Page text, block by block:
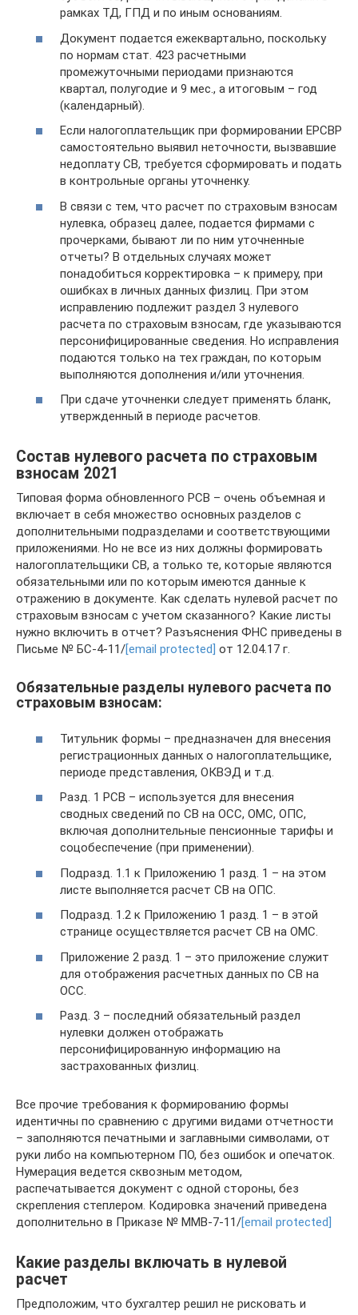
рамках ТД, ГПД и по иным основаниям.
Документ подается ежеквартально, поскольку
по нормам стат. 423 расчетными
промежуточными периодами признаются
квартал, полугодие и 9 мес., а итоговым – год
(календарный).
Если налогоплательщик при формировании ЕРСВР
самостоятельно выявил неточности, вызвавшие
недоплату СВ, требуется сформировать и подать
в контрольные органы уточненку.
В связи с тем, что расчет по страховым взносам
нулевка, образец далее, подается фирмами с
прочерками, бывают ли по ним уточненные
отчеты? В отдельных случаях может
понадобиться корректировка – к примеру, при
ошибках в личных данных физлиц. При этом
исправлению подлежит раздел 3 нулевого
расчета по страховым взносам, где указываются
персонифицированные сведения. Но исправления
подаются только на тех граждан, по которым
выполняются дополнения и/или уточнения.
При сдаче уточненки следует применять бланк,
утвержденный в периоде расчетов.
Состав нулевого расчета по страховым
взносам 2021
Типовая форма обновленного РСВ – очень объемная и
включает в себя множество основных разделов с
дополнительными подразделами и соответствующими
приложениями. Но не все из них должны формировать
налогоплательщики СВ, а только те, которые являются
обязательными или по которым имеются данные к
отражению в документе. Как сделать нулевой расчет по
страховым взносам с учетом сказанного? Какие листы
нужно включить в отчет? Разъяснения ФНС приведены в
Письме № БС-4-11/[email protected] от 12.04.17 г.
Обязательные разделы нулевого расчета по
страховым взносам:
Титульник формы – предназначен для внесения
регистрационных данных о налогоплательщике,
периоде представления, ОКВЭД и т.д.
Разд. 1 РСВ – используется для внесения
сводных сведений по СВ на ОСС, ОМС, ОПС,
включая дополнительные пенсионные тарифы и
соцобеспечение (при применении).
Подразд. 1.1 к Приложению 1 разд. 1 – на этом
листе выполняется расчет СВ на ОПС.
Подразд. 1.2 к Приложению 1 разд. 1 – в этой
странице осуществляется расчет СВ на ОМС.
Приложение 2 разд. 1 – это приложение служит
для отображения расчетных данных по СВ на
ОСС.
Разд. 3 – последний обязательный раздел
нулевки должен отображать
персонифицированную информацию на
застрахованных физлиц.
Все прочие требования к формированию формы
идентичны по сравнению с другими видами отчетности
– заполняются печатными и заглавными символами, от
руки либо на компьютерном ПО, без ошибок и опечаток.
Нумерация ведется сквозным методом,
распечатывается документ с одной стороны, без
скрепления степлером. Кодировка значений приведена
дополнительно в Приказе № ММВ-7-11/[email protected]
Какие разделы включать в нулевой
расчет
Предположим, что бухгалтер решил не рисковать и